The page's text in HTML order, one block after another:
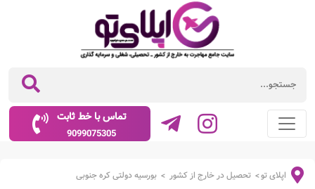
تماس با خط ثابت
9099075305
اپلای تو> تحصیل در خارج از کشور > بورسیه دولتی کره جنوبی